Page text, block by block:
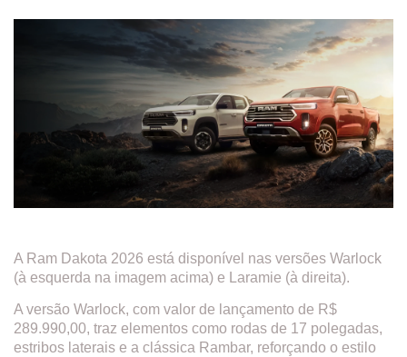
A Ram Dakota 2026 está disponível nas versões Warlock
(à esquerda na imagem acima) e Laramie (à direita).
A versão Warlock, com valor de lançamento de R$
289.990,00, traz elementos como rodas de 17 polegadas,
estribos laterais e a clássica Rambar, reforçando o estilo